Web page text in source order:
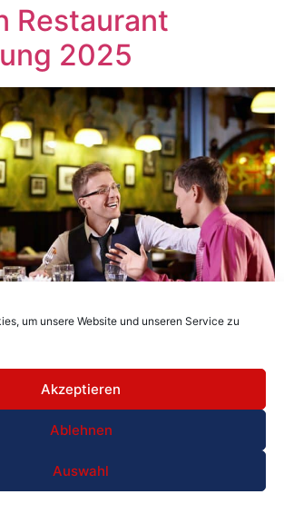
um unsere Website und unseren Service zu
Akzeptieren
Ablehnen
Auswahl
Restaurant
2025